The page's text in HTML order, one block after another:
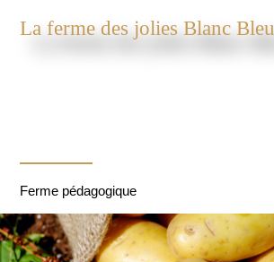
La ferme des jolies Blanc Bleu
Ferme pédagogique